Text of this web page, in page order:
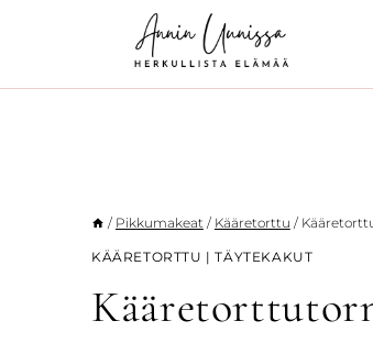
/ Pikkumakeat / Kääretorttu /
KÄÄRETORTTU |TÄYTEKAKUT